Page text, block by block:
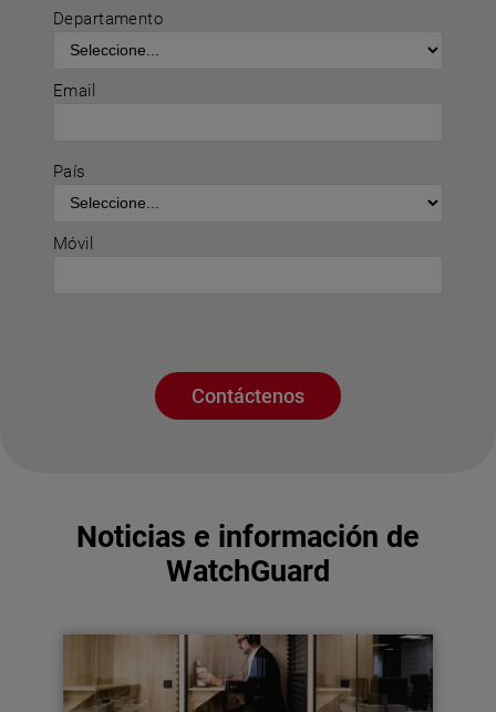
Departamento
Email
País
Móvil
Contáctenos
Noticias e información de
WatchGuard